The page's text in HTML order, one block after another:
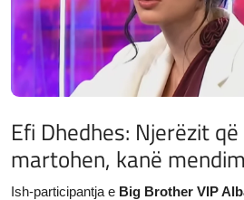
JETA
Gallery
Efi Dhedhes: Njerëzit
martohen, kanë
Ish-participantja e Big Brother VIP